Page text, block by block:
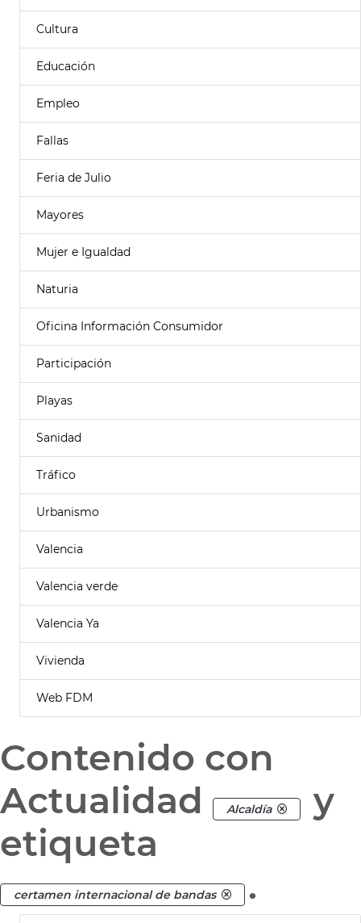
Cultura
Educación
Empleo
Fallas
Feria de Julio
Mayores
Mujer e Igualdad
Naturia
Oficina Información Consumidor
Participación
Playas
Sanidad
Tráfico
Urbanismo
Valencia
Valencia verde
Valencia Ya
Vivienda
Web FDM
Contenido con
Actualidad
Alcaldía
y
etiqueta
certamen internacional de bandas .